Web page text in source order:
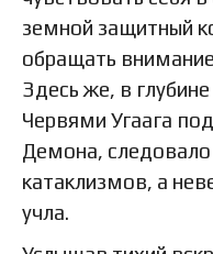
земной защитный
обращать
Здесь же, в
Червями Угаага
Демона,
катаклизмов, а
учла.